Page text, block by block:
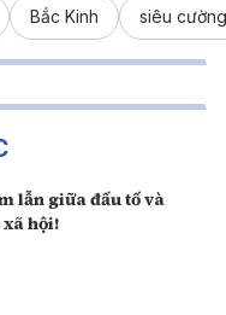
Bắc Kinh siêu cường
lẫn giữa đấu tố và
hội!